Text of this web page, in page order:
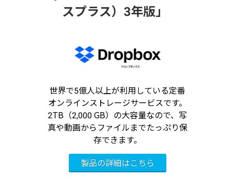
スプラス）3年版」
世界で5億人以上が利用している定番
オンラインストレージサービスです。
2TB（2,000 GB）の大容量なので、写
真や動画からファイルまでたっぷり保
存できます。